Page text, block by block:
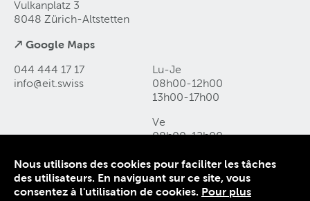
Vulkanplatz 3
8048 Zürich-Altstetten
↗ Google Maps
044 444 17 17
info@eit swiss
Lu-Je
08h00-12h00
13h00-17h00
Ve
08h00-12h00
Contact et accès
Déclaration de protection des données
Nous utilisons des cookies pour faciliter les tâches
des utilisateurs. En naviguant sur ce site, vous
consentez à l'utilisation de cookies. Pour plus